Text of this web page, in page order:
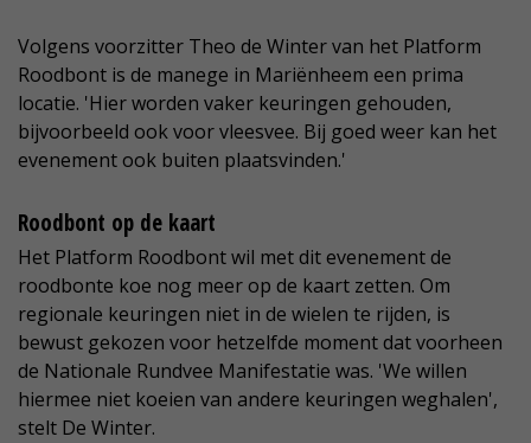
Volgens voorzitter Theo de Winter van het Platform
Roodbont is de manege in Mariënheem een prima
locatie. 'Hier worden vaker keuringen gehouden,
bijvoorbeeld ook voor vleesvee. Bij goed weer kan het
evenement ook buiten plaatsvinden.'
Roodbont op de kaart
Het Platform Roodbont wil met dit evenement de
roodbonte koe nog meer op de kaart zetten. Om
regionale keuringen niet in de wielen te rijden, is
bewust gekozen voor hetzelfde moment dat voorheen
de Nationale Rundvee Manifestatie was. 'We willen
hiermee niet koeien van andere keuringen weghalen',
stelt De Winter.